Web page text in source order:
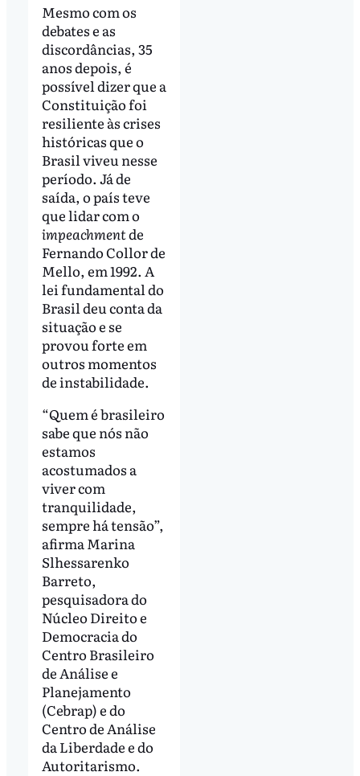
Mesmo com os
debates e as
discordâncias, 35
anos depois, é
possível dizer que a
Constituição foi
resiliente às crises
históricas que o
Brasil viveu nesse
período. Já de
saída, o país teve
que lidar com o
impeachmentde
Fernando Collor de
Mello, em 1992. A
lei fundamental do
Brasil deu conta da
situação e se
provou forte em
outros momentos
de instabilidade.
“Quem é brasileiro
sabe que nós não
estamos
acostumados a
viver com
tranquilidade,
sempre há tensão”,
afirma Marina
Slhessarenko
Barreto,
pesquisadora do
Núcleo Direito e
Democracia do
Centro Brasileiro
de Análise e
Planejamento
(Cebrap) e do
Centro de Análise
da Liberdade e do
Autoritarismo.